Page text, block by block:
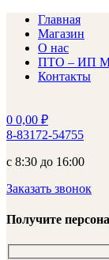
Главная
Магазин
О нас
ПТО – ИП
Контакты
0 0,00 ₽
8-83172-54755
с 8:30 до 16:00
Заказать звонок
Получите